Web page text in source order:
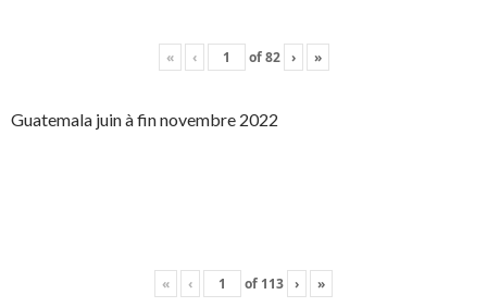
« ‹ of82 › »
Guatemala juin à fin novembre 2022
« ‹ of 113 › »